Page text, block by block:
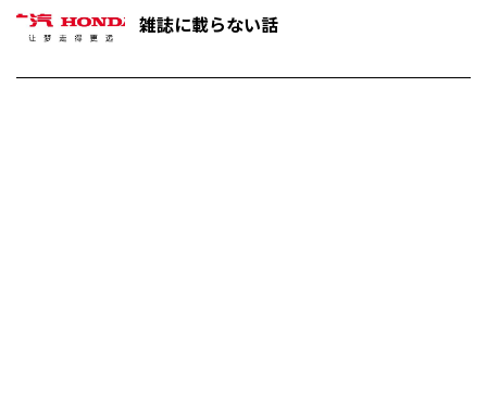
雑誌に載らない話